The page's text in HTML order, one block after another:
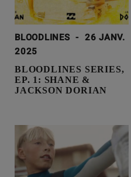
BLOODLINES - 26 JANV.
2025
BLOODLINES SERIES,
EP. 1: SHANE &
JACKSON DORIAN